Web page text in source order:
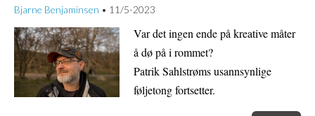
Bjarne Benjaminsen • 11/5-2023
Var det ingen ende på kreative måter
å dø på i rommet?
Patrik Sahlstrøms usannsynlige
føljetong fortsetter.